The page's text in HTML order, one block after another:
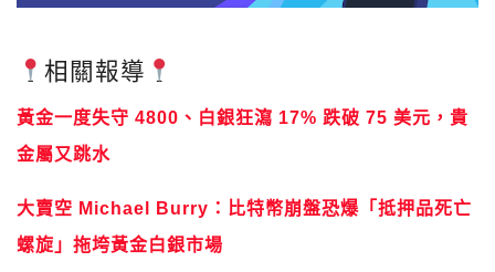
相關報導
黃金一度失守 4800、白銀狂瀉 17% 跌破 75 美元，貴
金屬又跳水
大賣空 Michael Burry：比特幣崩盤恐爆「抵押品死亡
螺旋」拖垮黃金白銀市場